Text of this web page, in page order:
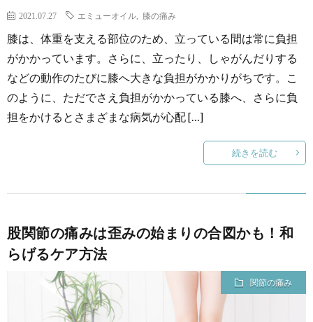
2021.07.27 エミューオイル 膝の痛み
膝は、体重を支える部位のため、立っている間は常に負担
がかかっています。さらに、立ったり、しゃがんだりする
などの動作のたびに膝へ大きな負担がかかりがちです。こ
のように、ただでさえ負担がかかっている膝へ、さらに負
担をかけるとさまざまな病気が心配 […]
続きを読む
股関節の痛みは歪みの始まりの合図かも！和
らげるケア方法
関節の痛み